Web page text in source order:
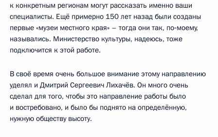
к конкретным регионам могут рассказать именно ваши
специалисты. Ещё примерно 150 лет назад были созданы
первые «музеи местного края» – тогда они так, по‑моему,
назывались. Министерство культуры, надеюсь, тоже
подключится к этой работе.
В своё время очень большое внимание этому направлению
уделял и Дмитрий Сергеевич Лихачёв. Он много очень
сделал для того, чтобы это направление работы было
и востребовано, и было бы поднято на определённую,
нужную обществу высоту.